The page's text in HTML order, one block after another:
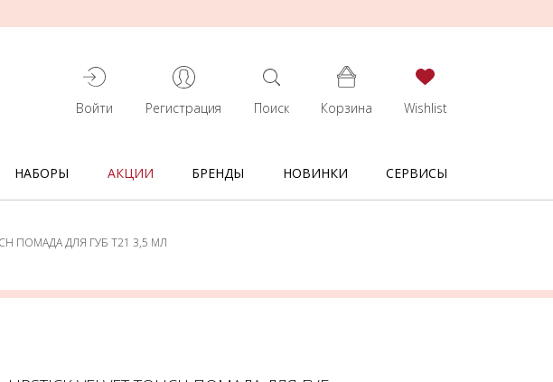
Войти Регистрация Поиск Корзина Wishlist
НАБОРЫ АКЦИИ БРЕНДЫ НОВИНКИ СЕРВИСЫ
ПОМАДА ДЛЯ ГУБ Т21 3,5 МЛ